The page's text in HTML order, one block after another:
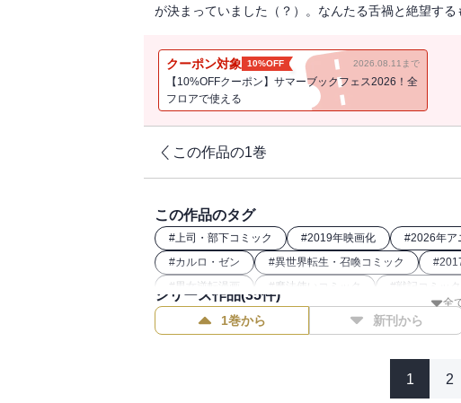
が決まっていました（？）。なんたる舌禍と絶望す
クーポン対象 10%OFF 2026.08.11まで
【10%OFFクーポン】サマーブックフェス2026！全
フロアで使える
この作品の1巻
この作品のタグ
#上司・部下コミック #2019年映画化 #2026年ア
#カルロ・ゼン #異世界転生・召喚コミック #
# 男女逆転漫画 # 魔法使いコミック #戦記コミック
#26年夏アニメ化（コミック） #最強主人公コミック
全
シリーズ作品(35件)
1巻から 新刊から
1 2